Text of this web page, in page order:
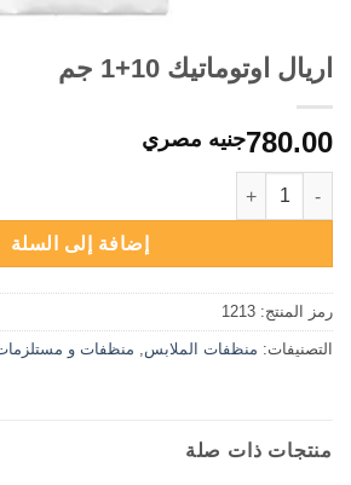
اريال اوتوماتيك 10+1 جم
780.00جنيه مصري
كمية اريال اوتوماتيك 10+1 جم
إضافة إلى السلة
رمز المنتج: 1213
التصنيفات: منظفات الملابس منظفات و
منتجات ذات صلة